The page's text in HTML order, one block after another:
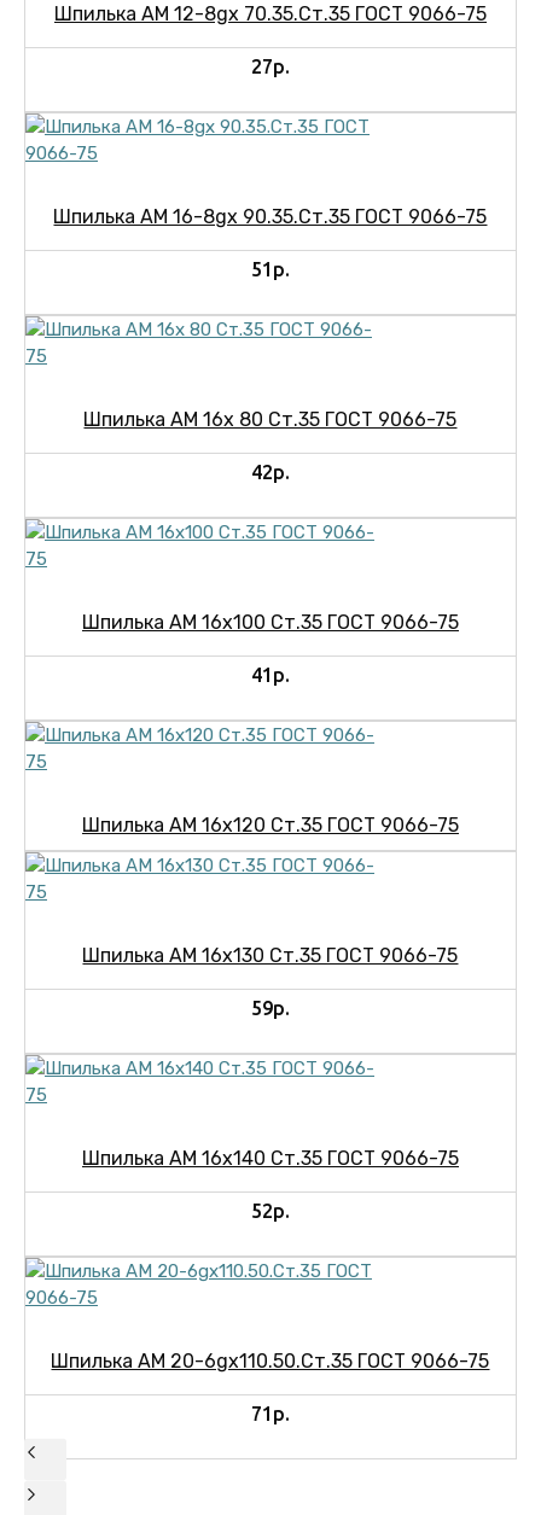
Шпилька АМ 12-8gх 70.35.Ст.35 ГОСТ 9066-75
27р.
Шпилька АМ 16-8gх 90.35.Ст.35 ГОСТ 9066-75
51р.
Шпилька АМ 16х 80 Ст.35 ГОСТ 9066-75
42р.
Шпилька АМ 16х100 Ст.35 ГОСТ 9066-75
41р.
Шпилька АМ 16х120 Ст.35 ГОСТ 9066-75
Шпилька АМ 16х130 Ст.35 ГОСТ 9066-75
59р.
Шпилька АМ 16х140 Ст.35 ГОСТ 9066-75
52р.
Шпилька АМ 20-6gх110.50.Ст.35 ГОСТ 9066-75
71р.